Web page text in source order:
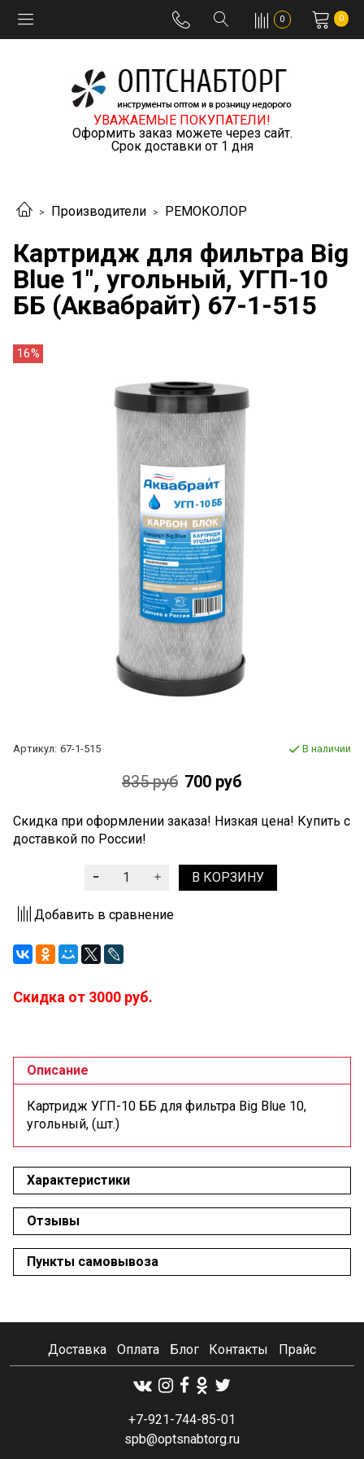
0 0
УВАЖАЕМЫЕ ПОКУПАТЕЛИ!
Оформить заказ можете через сайт.
Срок доставки от 1 дня
Производители РЕМОКОЛОР
Картридж для фильтра Big
Blue 1", угольный, УГП-10
ББ (Аквабрайт) 67-1-515
16%
Артикул: 67-1-515 В наличии
835 руб 700 руб
Скидка при оформлении заказа! Низкая цена! Купить с
доставкой по России!
В КОРЗИНУ
Добавить в сравнение
Скидка от 3000 руб.
Описание
Картридж УГП-10 ББ для фильтра Big Blue 10,
угольный, (шт.)
Характеристики
Отзывы
Пункты самовывоза
Доставка Оплата Блог Контакты Прайс
+7-921-744-85-01
spb@optsnabtorg.ru